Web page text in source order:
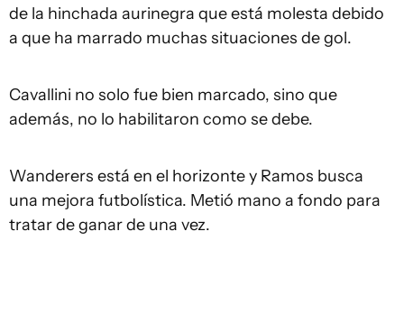
de la hinchada aurinegra que está molesta debido
a que ha marrado muchas situaciones de gol.
Cavallini no solo fue bien marcado, sino que
además, no lo habilitaron como se debe.
Wanderers está en el horizonte y Ramos busca
una mejora futbolística. Metió mano a fondo para
tratar de ganar de una vez.